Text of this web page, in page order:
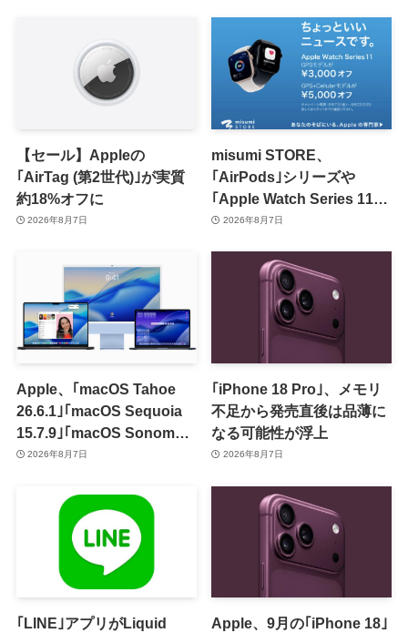
【セール】Appleの
｢AirTag (第2世代)｣が実質
約18%オフに
2026年8月7日
misumi STORE、
｢AirPods｣シリーズや
｢Apple Watch Series 11｣
のセールを開催中
2026年8月7日
Apple、｢macOS Tahoe
26.6.1｣｢macOS Sequoia
15.7.9｣｢macOS Sonoma
14.8.9｣をリリース ｰ 画面共
2026年8月7日
｢iPhone 18 Pro｣、メモリ
不足から発売直後は品薄に
なる可能性が浮上
2026年8月7日
｢LINE｣アプリがLiquid
Apple、9月の｢iPhone 18｣